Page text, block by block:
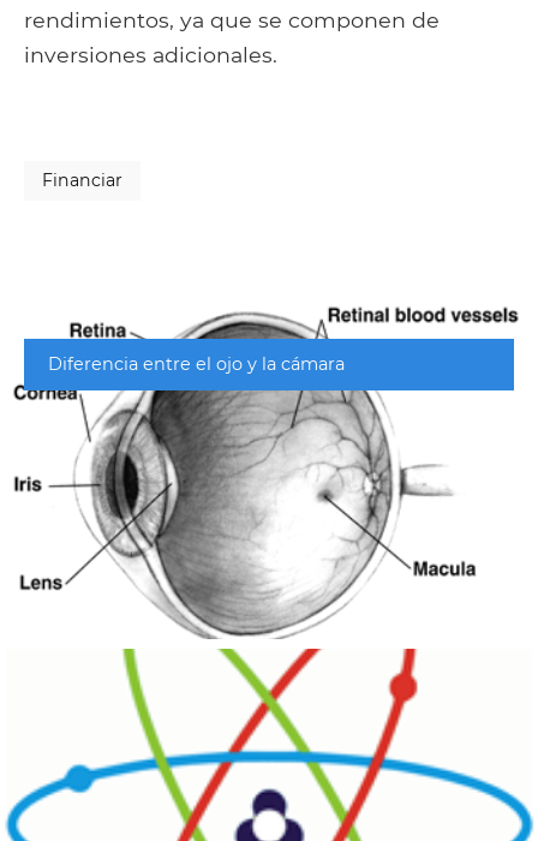
rendimientos, ya que se componen de
inversiones adicionales.
Financiar
Diferencia entre el ojo y la cámara